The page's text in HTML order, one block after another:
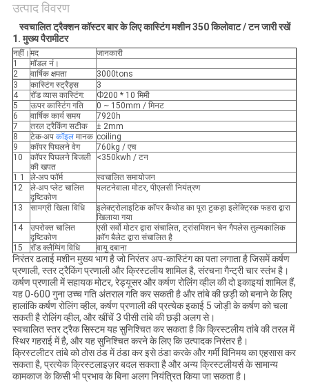
PRIVACY
POLICY
उत्पाद विवरण
स्वचालित ट्रैक्शन कॉस्टर बार के लिए कास्टिंग मशीन 350 किलोवाट / टन जारी रखें
1. मुख्य पैरामीटर
नहीं। मद
जानकारी
1
मॉडल नं।
2
वार्षिक क्षमता
3000tons
3
कास्टिंग स्ट्रैंड्स
3
4
रॉड व्यास कास्टिंग:
Ф200 * 10 मिमी
5
ऊपर कास्टिंग गति
0 ~ 150mm / मिनट
6
वार्षिक कार्य समय
7920h
7
तरल ट्रैकिंग सटीक
± 2mm
8
टेक-अप कॉइलमानक coiling
9
कॉपर पिघलने वेग
760kg / एच
10
कॉपर पिघलने बिजली
की खपत
<350kwh / टन
1 1 ले-अप फॉर्म
स्वचालित समायोजन
12
ले-अप प्लेट चालित
दृष्टिकोण
पलटनेवाला मोटर, पीएलसी नियंत्रण
13 सामग्री खिला विधि
इलेक्ट्रोलाइटिक कॉपर कैथोड का पूरा टुकड़ा इलेक्ट्रिक फहरा द्वारा
खिलाया गया
14
उपरोक्त चालित
दृष्टिकोण
एसी सर्वो मोटर द्वारा संचालित, ट्रांसमिशन चेन गैपलेस तुल्यकालिक
कॉग बैलेट द्वारा संचालित है
15
रॉड क्लैम्पिंग विधि वायु दबाना
निरंतर ढलाई मशीन मुख्य भाग है जो निरंतर अप-कास्टिंग का पता लगाता है जिसमें कर्षण
प्रणाली, स्तर ट्रैकिंग प्रणाली और क्रिस्टलीय शामिल है, संरचना गैन्ट्री चार स्तंभ है।
कर्षण प्रणाली में सहायक मोटर, रेड्यूसर और कर्षण रोलिंग व्हील की दो इकाइयां शामिल हैं,
यह 0-600 गुना उच्च गति अंतराल गति कर सकती है और तांबे की छड़ी को बनाने के लिए
हालांकि कर्षण रोलिंग व्हील, कर्षण प्रणाली की प्रत्येक इकाई 5 जोड़ी के कर्षण को चला
सकती है रोलिंग व्हील, और खींचें 3 पीसी तांबे की छड़ी अलग से।
स्वचालित स्तर ट्रैक सिस्टम यह सुनिश्चित कर सकता है कि क्रिस्टलीय तांबे की तरल में
स्थिर गहराई में है, और यह सुनिश्चित करने के लिए कि उत्पादक निरंतर है।
क्रिस्टलीटर तांबे को ठोस ठंड में ठंडा कर इसे ठंडा करके और गर्मी विनिमय का एहसास कर
सकता है, प्रत्येक क्रिस्टलाइज़र बदल सकता है और अन्य क्रिस्टलीयर्स के सामान्य
कामकाज के किसी भी प्रभाव के बिना अलग नियंत्रित किया जा सकता है।